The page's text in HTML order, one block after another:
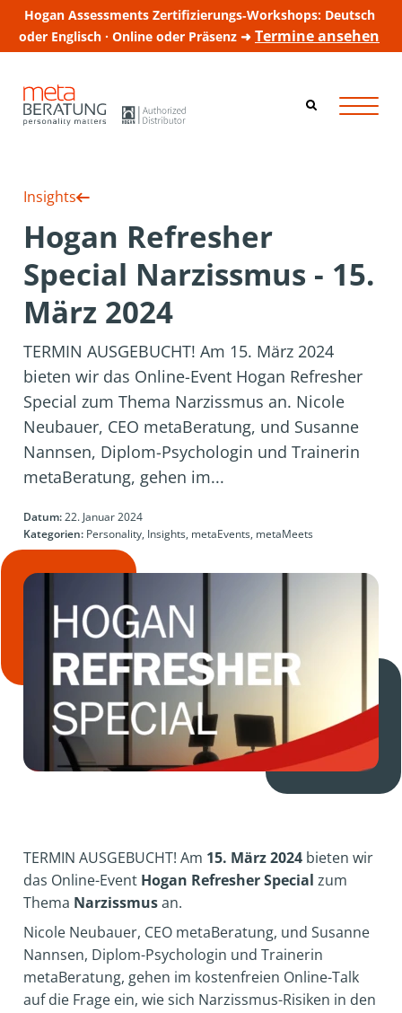
Hogan Assessments Zertifizierungs‑Workshops: Deutsch
oder Englisch · Online oder Präsenz ➜ Termine ansehen
Insights
Hogan Refresher
Special Narzissmus - 15.
März 2024
TERMIN AUSGEBUCHT! Am 15. März 2024
bieten wir das Online-Event Hogan Refresher
Special zum Thema Narzissmus an. Nicole
Neubauer, CEO metaBeratung, und Susanne
Nannsen, Diplom-Psychologin und Trainerin
metaBeratung, gehen im...
Datum:22. Januar 2024
Kategorien: Personality, Insights, metaEvents, metaMeets
TERMIN AUSGEBUCHT! Am 15. März 2024bieten wir
das Online-Event Hogan Refresher Special zum
Thema Narzissmusan.
Nicole Neubauer, CEO metaBeratung, und Susanne
Nannsen, Diplom-Psychologin und Trainerin
metaBeratung, gehen im kostenfreien Online-Talk
auf die Frage ein, wie sich Narzissmus-Risiken in den